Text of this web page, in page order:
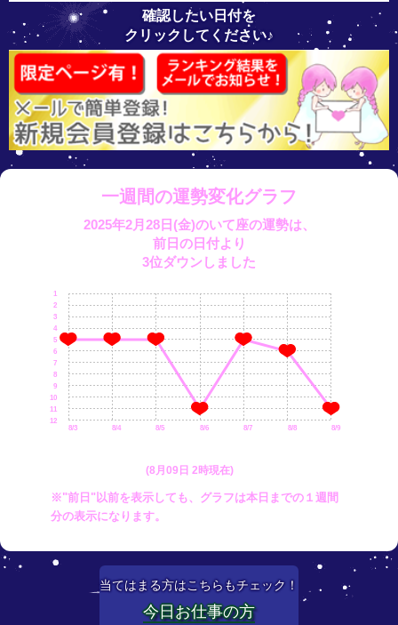
確認したい日付を
クリックしてください♪
一週間の運勢変化グラフ
2025年2月28日(金)のいて座の運勢は、
前日の日付より
3位ダウンしました
8/3 8/4 8/5 8/6 8/7 8/8 8/9
12
11
10
9
8
7
6
5
4
3
2
1
(8月09日 2時現在)
※"前日"以前を表示しても、グラフは本日までの１週間
分の表示になります。
当てはまる方はこちらもチェック！
今日お仕事の方